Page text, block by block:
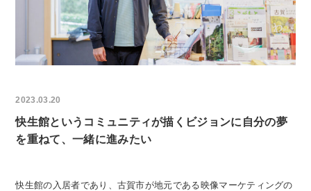
2023.03.20
快生館というコミュニティが描くビジョンに自分の夢
を重ねて、一緒に進みたい
快生館の入居者であり、古賀市が地元である映像マーケティングの